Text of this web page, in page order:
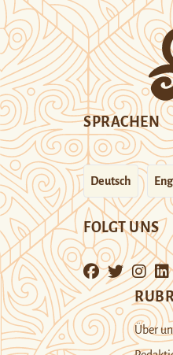
SPRACHEN
Deutsch
FOLGT UNS
Über